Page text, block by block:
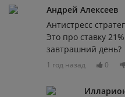
Андрей Алексеев
Антистресс
Это про ставку
завтрашний день?
1 год назад 0